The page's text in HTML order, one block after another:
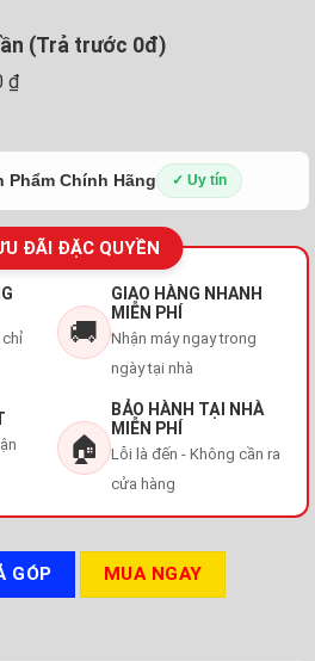
(Trả trước 0đ)
₫
Phẩm Chính Hãng ✓ Uy tín
ĐÃI ĐẶC QUYỀN
chỉ
🚚
GIAO HÀNG NHANH
MIỄN PHÍ
Nhận máy ngay trong
ngày tại nhà
🏠
BẢO HÀNH TẠI NHÀ
MIỄN PHÍ
Lỗi là đến - Không cần ra
cửa hàng
GÓP MUA NGAY